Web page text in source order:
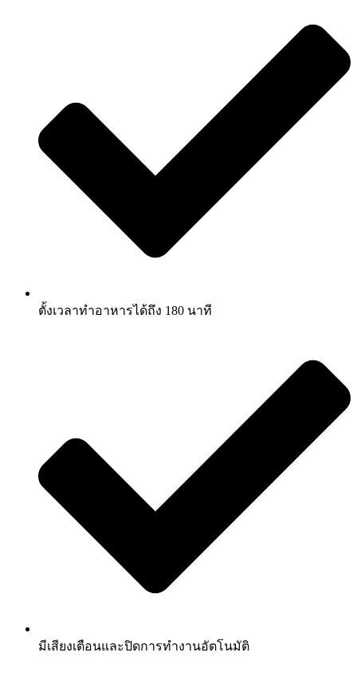
ตั้งเวลาทำอาหารได้ถึง 180 นาที
มีเสียงเตือนและปิดการทำงานอัตโนมัติ